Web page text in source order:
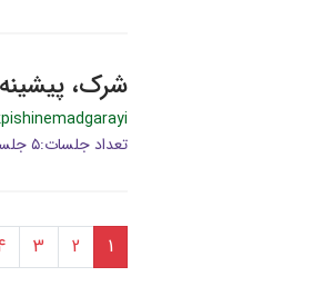
شرک،
تعداد جلسات:۵ جلسه
1
2
3